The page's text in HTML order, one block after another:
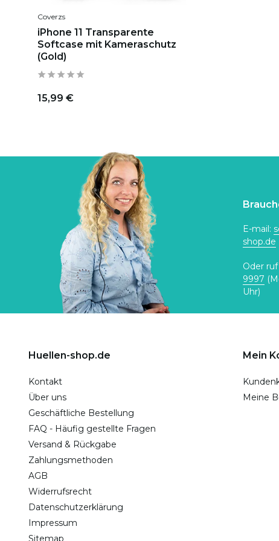
Coverzs
iPhone 11 Transparente
Softcase mit Kameraschutz
(Gold)
15,99 €
E-mail:
shop.de
Oder
9997
Uhr)
Huellen-shop.de
Kontakt
Über uns
Geschäftliche Bestellung
FAQ - Häufig gestellte Fragen
Versand & Rückgabe
Zahlungsmethoden
AGB
Widerrufsrecht
Datenschutzerklärung
Impressum
Sitemap
Mein
Meine